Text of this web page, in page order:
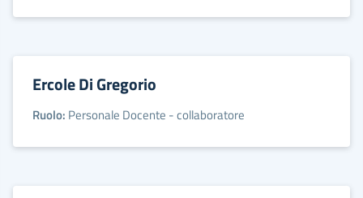
Ercole Di Gregorio
Ruolo: Personale Docente - collaboratore